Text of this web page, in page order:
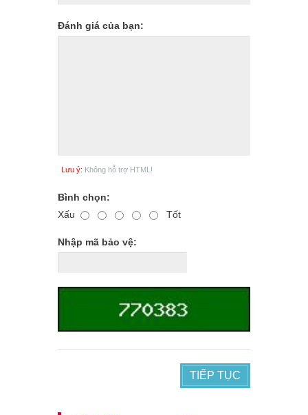
Đánh giá của bạn:
Lưu ý: Không hỗ trợ HTML!
Bình chọn:
Xấu
Tốt
Nhập mã bảo vệ:
TIẾP TỤC